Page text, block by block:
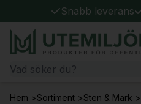
Snabb leverans
Hem >Sortiment >Sten & Mark >